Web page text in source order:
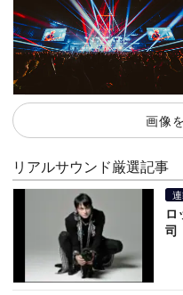
画像
リアルサウンド厳選記事
ロ
司